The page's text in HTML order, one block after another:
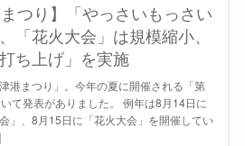
つり】「やっさいもっさい
「花火大会」は規模縮小、
ち上げ」を実施
港まつり」。今年の夏に開催される「第
て発表がありました。 例年は8月14日に
」、8月15日に「花火大会」を開催してい